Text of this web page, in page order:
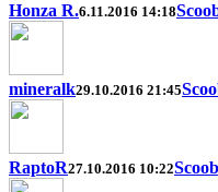
Honza R.6.11.2016 14:18
mineralk29.10.2016 21:45
RaptoR27.10.2016 10:22